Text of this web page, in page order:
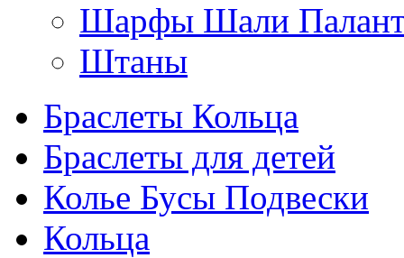
Шарфы Шали
Штаны
Браслеты Кольца
Браслеты для детей
Колье Бусы Подвески
Кольца